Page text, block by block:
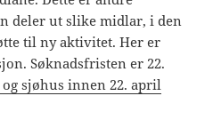
deler ut slike midlar, i den
til ny aktivitet. Her er
Søknadsfristen er 22.
sjøhus innen 22. april